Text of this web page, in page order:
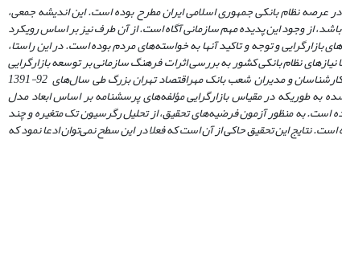
عرصه نظام بانکی جمهوری اسلامی ایران مطرح بوده است. این اندیشه جمعی،
از وجود این پدیده مهم سازمانی آگاه است. از آن طرف نیز بر اساس رویکرد
و توجه و تاکید آنها به خواسته‌های مردم بوده است. در این راستا،
نظام بانکی کشور به بررسی اثرات فرهنگ سازمانی بر توسعه بازارگرایی
در نظام بانکی جمهوری اسلامی ایران می‌پردازد. جامعه‌ی آماری این پژوهش را گروهی از کارمندان و کارشناسان و مدیران شعب بانک مهراقتصاد تهران بزرگ طی سال‌های 92-1391
به طوریکه در مقیاس بازارگرایی مؤلفه‌های پرسشنامه بر اساس ابعاد مدل
به منظور آزمون فرضیه‌های تحقیق، از تحلیل رگرسیون تک متغیره و چند
نتایج این تحقیق حاکی از آن است که فعلا در این سطح نمی‌توان ادعا نمود که